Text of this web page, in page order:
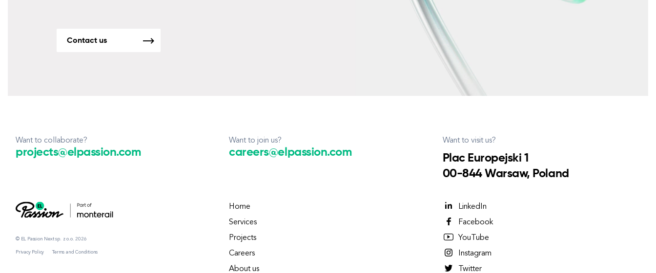
Contact us
Want to collaborate?
projects@elpassion.com
Want to join us?
careers@elpassion.com
Want to visit us?
Plac Europejski 1
00-844 Warsaw, Poland
© EL Passion Next sp. z o.o. 2026
Privacy Policy Terms and Conditions
Home
Services
Projects
Careers
About us
LinkedIn
Facebook
YouTube
Instagram
Twitter